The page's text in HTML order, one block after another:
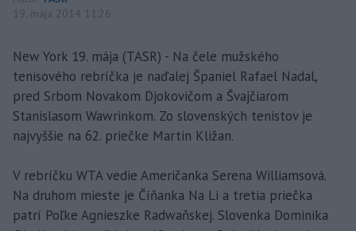
19. mája 2014 11:26
New York 19. mája (TASR) - Na čele mužského
tenisového rebríčka je naďalej Španiel Rafael Nadal,
pred Srbom Novakom Djokovičom a Švajčiarom
Stanislasom Wawrinkom. Zo slovenských tenistov je
najvyššie na 62. priečke Martin Kližan.
V rebríčku WTA vedie Američanka Serena Williamsová.
Na druhom mieste je Číňanka Na Li a tretia priečka
patrí Poľke Agnieszke Radwaňskej. Slovenka Dominika